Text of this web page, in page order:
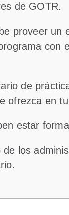
de GOTR.
proveer un
con
de
ofrezca en
estar
de los